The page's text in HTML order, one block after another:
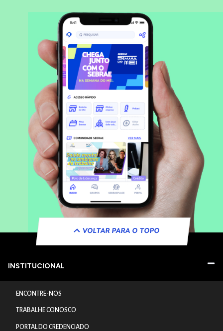
VOLTAR PARA O TOPO
INSTITUCIONAL
ENCONTRE-NOS
TRABALHE CONOSCO
PORTAL DO CREDENCIADO